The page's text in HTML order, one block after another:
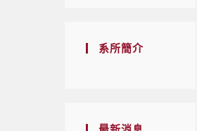
系所簡介